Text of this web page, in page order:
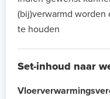
(bij)verwarmd worden
te houden
Set-inhoud naar